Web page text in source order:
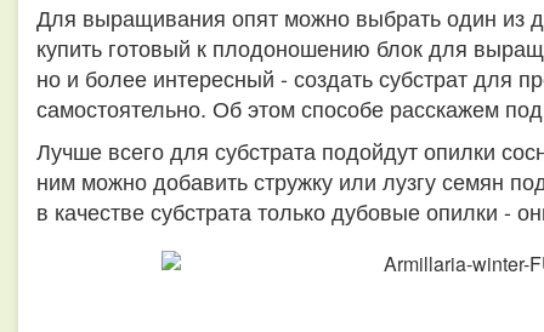
Для выращивания опят можно выбрать один из
купить готовый к плодоношению блок для
но и более интересный - создать субстрат для
самостоятельно. Об этом способе расскажем
Лучше всего для субстрата подойдут опилки
ним можно добавить стружку или лузгу семян
в качестве субстрата только дубовые опилки -